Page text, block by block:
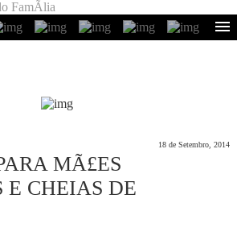
FamÃ­lia
18 de Setembro, 2014
MÃ£ES
CHEIAS DE